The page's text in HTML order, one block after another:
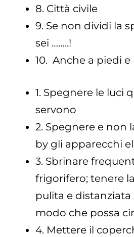
8. Città civile
9. Se non dividi la
sei ……..!
10. Anche a piedi e
1. Spegnere le luci
servono
2. Spegnere e non
by gli apparecchi
3. Sbrinare
frigorifero; tenere
pulita e
modo che possa
4. Mettere il